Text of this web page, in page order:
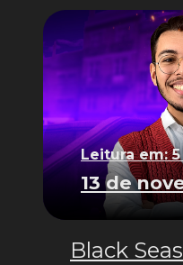
Leitura em:
13 de
Black